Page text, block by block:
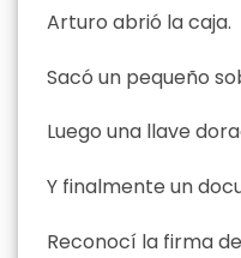
Arturo abrió la caja.
Sacó un pequeño
Luego una llave
Y finalmente un
Reconocí la firma